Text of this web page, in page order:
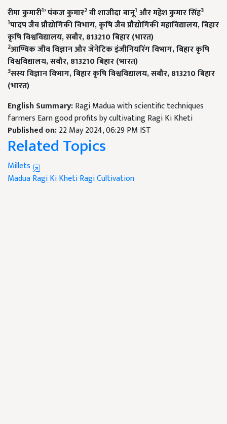
रीमा कुमारी1’पंकज कुमार2 वी शाजीदा बानू1 और महेश कुमार सिंह3
1पादप जैव प्रौद्योगिकी विभाग,कृषि जैव प्रौद्योगिकी महाविद्यालय,बिहार
कृषि विश्वविद्यालय,सबौर, 813210बिहार (भारत)
2आण्विक जीव विज्ञान और जेनेटिक इंजीनियरिंग विभाग,बिहार कृषि
विश्वविद्यालय,सबौर, 813210बिहार (भारत)
3सस्य विज्ञान विभाग,बिहार कृषि विश्वविद्यालय,सबौर, 813210बिहार
(भारत)
English Summary:Ragi Madua with scientific techniques
farmers Earn good profits by cultivating Ragi Ki Kheti
Published on:22 May 2024, 06:29 PM IST
Related Topics
Millets
MaduaRagi Ki KhetiRagi Cultivation